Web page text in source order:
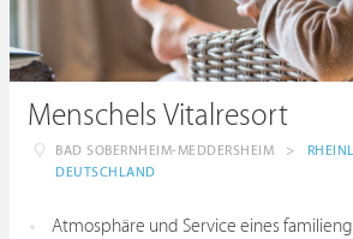
Menschels Vitalresort
BAD SOBERNHEIM-MEDDERSHEIM >
DEUTSCHLAND
Atmosphäre und Service eines